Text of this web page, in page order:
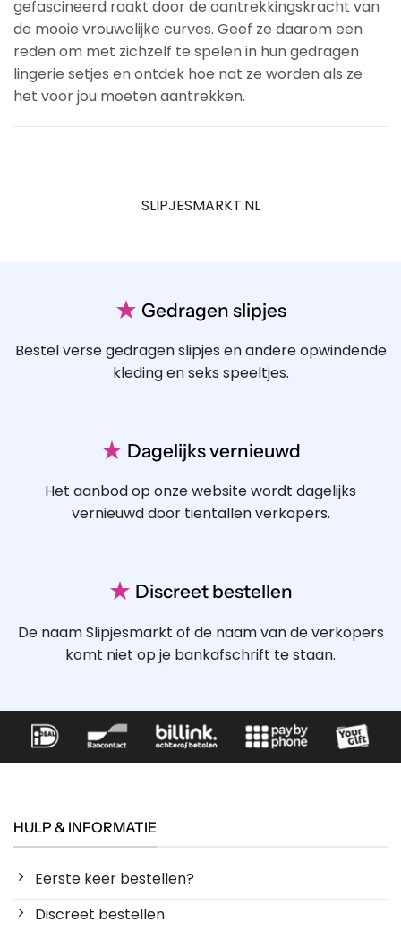
gefascineerd raakt door de aantrekkingskracht van
de mooie vrouwelijke curves. Geef ze daarom een
reden om met zichzelf te spelen in hun gedragen
lingerie setjes en ontdek hoe nat ze worden als ze
het voor jou moeten aantrekken.
SLIPJESMARKT.NL
★ Gedragen slipjes
Bestel verse gedragen slipjes en andere opwindende
kleding en seks speeltjes.
★ Dagelijks vernieuwd
Het aanbod op onze website wordt dagelijks
vernieuwd door tientallen verkopers.
★ Discreet bestellen
De naam Slipjesmarkt of de naam van de verkopers
komt niet op je bankafschrift te staan.
HULP & INFORMATIE
Eerste keer bestellen?
Discreet bestellen